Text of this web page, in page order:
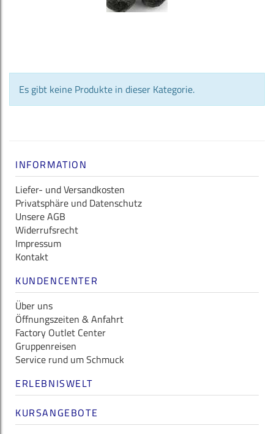
Es gibt keine Produkte in dieser Kategorie.
INFORMATION
Liefer- und Versandkosten
Privatsphäre und Datenschutz
Unsere AGB
Widerrufsrecht
Impressum
Kontakt
KUNDENCENTER
Über uns
Öffnungszeiten & Anfahrt
Factory Outlet Center
Gruppenreisen
Service rund um Schmuck
ERLEBNISWELT
KURSANGEBOTE